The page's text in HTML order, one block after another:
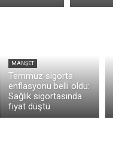
MANŞET
Temmuz sigorta
enflasyonu belli oldu:
Sağlık sigortasında
fiyat düştü